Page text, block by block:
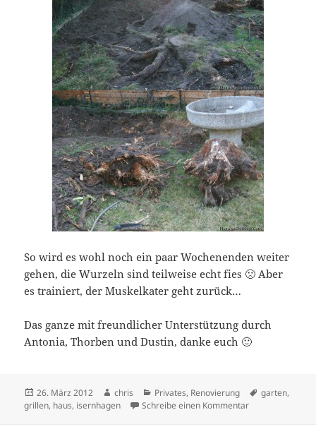
So wird es wohl noch ein paar Wochenenden weiter
gehen, die Wurzeln sind teilweise echt fies 🙁 Aber
es trainiert, der Muskelkater geht zurück…
Das ganze mit freundlicher Unterstützung durch
Antonia, Thorben und Dustin, danke euch 🙂
Veröffentlicht
am
26. März 2012 Autor
chris Kategorien
Privates, Renovierung Schlagwörter
garten,
grillen, haus, isernhagen Schreibe einen Kommentarzu Ergebnisse